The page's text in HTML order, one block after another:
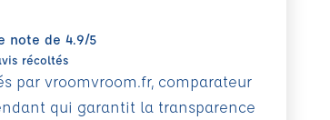
note de 4.9/5
récoltés
par vroomvroom.fr, comparateur
qui garantit la transparence